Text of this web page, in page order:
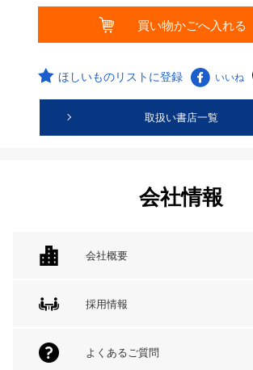
ほしいものリストに登録 いいね
取扱い書店一覧
会社情報
会社概要
採用情報
よくあるご質問